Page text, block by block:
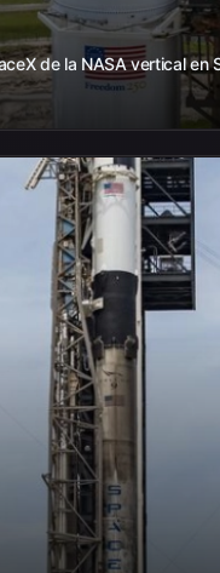
de la NASA vertical en